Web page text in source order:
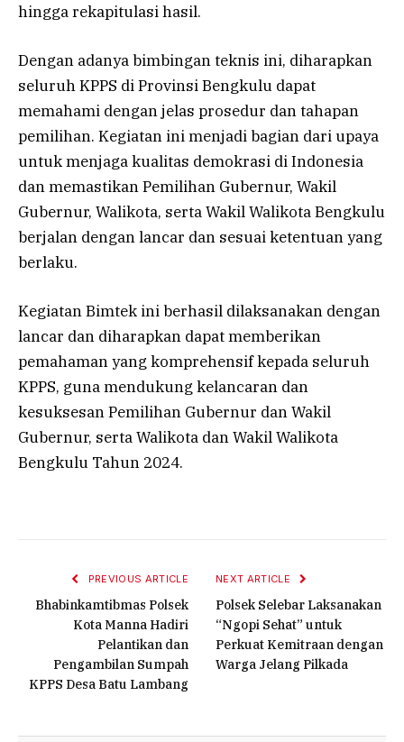
hingga rekapitulasi hasil.
Dengan adanya bimbingan teknis ini, diharapkan
seluruh KPPS di Provinsi Bengkulu dapat
memahami dengan jelas prosedur dan tahapan
pemilihan. Kegiatan ini menjadi bagian dari upaya
untuk menjaga kualitas demokrasi di Indonesia
dan memastikan Pemilihan Gubernur, Wakil
Gubernur, Walikota, serta Wakil Walikota Bengkulu
berjalan dengan lancar dan sesuai ketentuan yang
berlaku.
Kegiatan Bimtek ini berhasil dilaksanakan dengan
lancar dan diharapkan dapat memberikan
pemahaman yang komprehensif kepada seluruh
KPPS, guna mendukung kelancaran dan
kesuksesan Pemilihan Gubernur dan Wakil
Gubernur, serta Walikota dan Wakil Walikota
Bengkulu Tahun 2024.
PREVIOUS ARTICLE
Bhabinkamtibmas Polsek
Kota Manna Hadiri
Pelantikan dan
Pengambilan Sumpah
KPPS Desa Batu Lambang
NEXT ARTICLE
Polsek Selebar Laksanakan
“Ngopi Sehat” untuk
Perkuat Kemitraan dengan
Warga Jelang Pilkada